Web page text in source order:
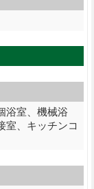
浴室、機械浴
室、キッチンコ